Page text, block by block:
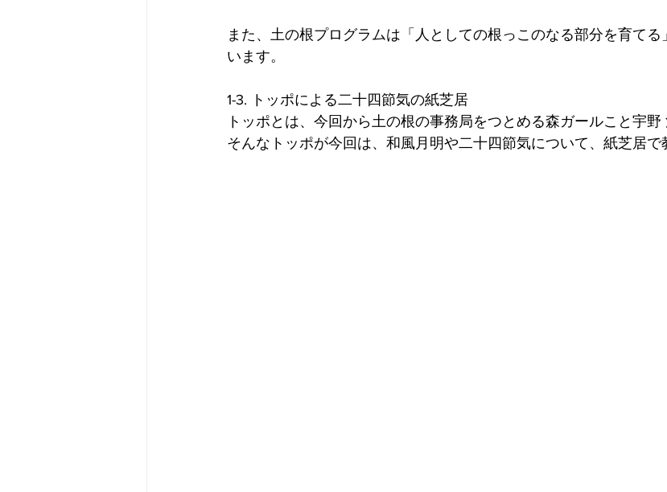
また、土の根プログラムは「人としての根っこのなる部分を育て
います。
1-3. トッポによる二十四節気の紙芝居
トッポとは、今回から土の根の事務局をつとめる森ガールこと宇野
そんなトッポが今回は、和風月明や二十四節気について、紙芝居で